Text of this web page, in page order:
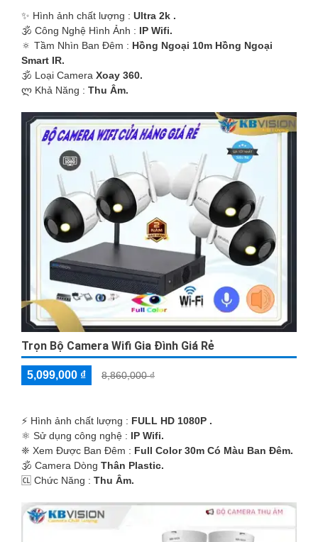
✨ Hình ảnh chất lượng : Ultra 2k .
🕉️ Công Nghệ Hình Ảnh : IP Wifi.
🔅 Tầm Nhìn Ban Đêm : Hồng Ngoại 10m Hồng Ngoại
Smart IR.
🕉️ Loại Camera Xoay 360.
️ლ Khả Năng : Thu Âm.
Trọn Bộ Camera Wifi Gia Đình Giá Rẻ
5,099,000 ₫ 8,860,000 ₫
️⚡ Hình ảnh chất lượng : FULL HD 1080P .
⚛️ Sử dụng công nghệ : IP Wifi.
❈ Xem Được Ban Đêm : Full Color 30m Có Màu Ban Ðêm.
🕉️ Camera Dòng Thân Plastic.
️🆑 Chức Năng : Thu Âm.